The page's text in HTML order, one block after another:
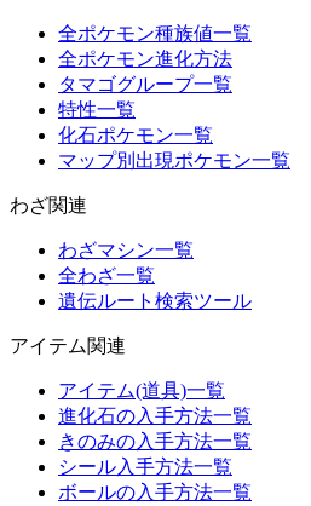
全ポケモン種族値一覧
全ポケモン進化方法
タマゴグループ一覧
特性一覧
化石ポケモン一覧
マップ別出現ポケモン一覧
わざ関連
わざマシン一覧
全わざ一覧
遺伝ルート検索ツール
アイテム関連
アイテム(道具)一覧
進化石の入手方法一覧
きのみの入手方法一覧
シール入手方法一覧
ボールの入手方法一覧